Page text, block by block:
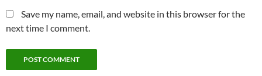
Save my name, email, and website in this browser for the
next time I comment.